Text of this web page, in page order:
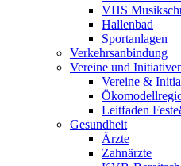
VHS
Hallenbad
Sportanlagen
Verkehrsanbindung
Vereine und
Vereine &
Leitfaden
Gesundheit
Ärzte
Zahnärzte